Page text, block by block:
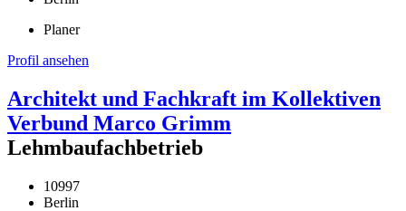
Planer
Profil ansehen
Architekt und Fachkraft im Kollektiven
Verbund Marco Grimm
Lehmbaufachbetrieb
10997
Berlin